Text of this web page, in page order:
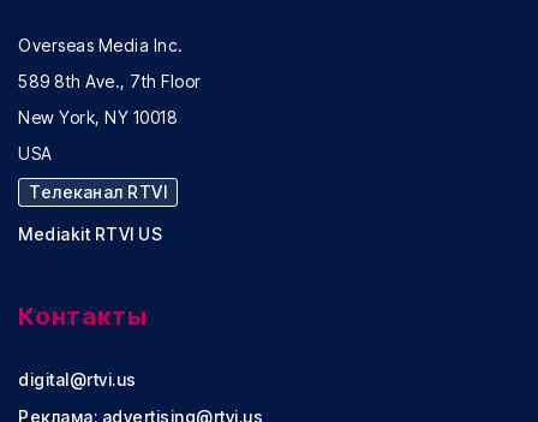
Overseas Media Inc.
589 8th Ave., 7th Floor
New York, NY 10018
USA
Телеканал RTVI
Mediakit RTVI US
Контакты
digital@rtvi.us
Реклама: advertising@rtvi.us